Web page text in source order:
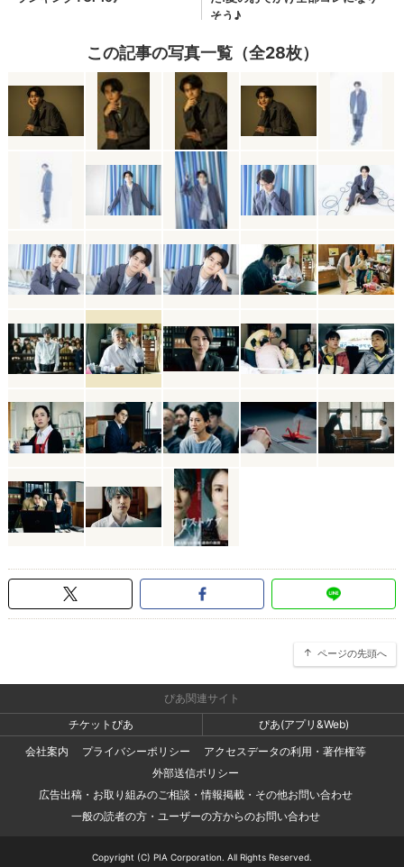
この記事の写真一覧（全28枚）
ページの先頭へ
ぴあ関連サイト
チケットぴあ
ぴあ(アプリ&Web)
会社案内
プライバシーポリシー
アクセスデータの利用・著作権等
外部送信ポリシー
広告出稿・お取り組みのご相談・情報掲載・その他お問い合わせ
一般の読者の方・ユーザーの方からのお問い合わせ
Copyright (C) PIA Corporation. All Rights Reserved.